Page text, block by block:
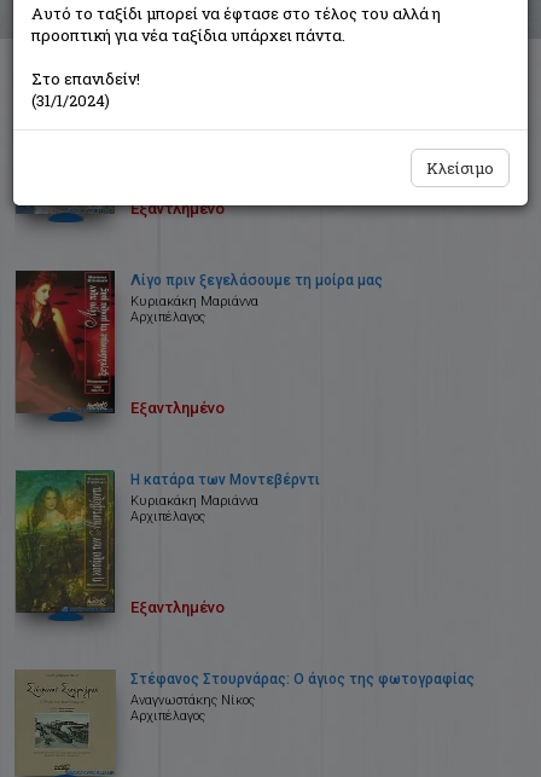
Πέρα απ' το φως των αστεριών
Εξαντλημένο
Λίγο πριν ξεγελάσουμε τη μοίρα μας
Κυριακάκη Μαριάννα
Αρχιπέλαγος
Εξαντλημένο
Η κατάρα των Μοντεβέρντι
Κυριακάκη Μαριάννα
Αρχιπέλαγος
Εξαντλημένο
Στέφανος Στουρνάρας: Ο άγιος της φωτογραφίας
Αναγνωστάκης Νίκος
Αρχιπέλαγος
Αυτό το ταξίδι μπορεί να έφτασε στο τέλος του αλλά η
προοπτική για νέα ταξίδια υπάρχει πάντα.
Στο επανιδείν!
(31/1/2024)
Κλείσιμο